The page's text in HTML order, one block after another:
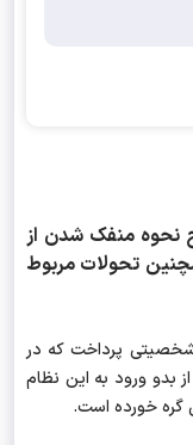
نحوه منفک شدن از
تحولات مربوط
شخصیتی پرداخت که در
بدو ورود به این نظام
خورده است.